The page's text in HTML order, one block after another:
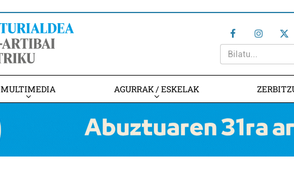
MULTIMEDIA AGURRAK / ESKELAK